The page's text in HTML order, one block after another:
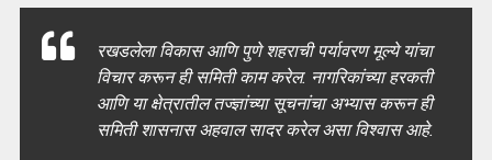
रखडलेला विकास आणि पुणे शहराची पर्यावरण मूल्ये यांचा
विचार करून ही समिती काम करेल. नागरिकांच्या हरकती
आणि या क्षेत्रातील तज्ज्ञांच्या सूचनांचा अभ्यास करून ही
समिती शासनास अहवाल सादर करेल असा विश्वास आहे.